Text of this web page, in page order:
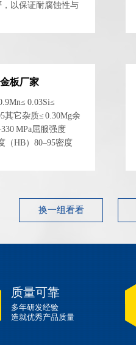
，以保证耐腐蚀性与
板厂家
0.03Si≤
其它杂质≤ 0.30Mg余
MPa屈服强度
（HB）80–95密度
换一组看看
质量可靠
多年研发经验
造就优秀产品质量